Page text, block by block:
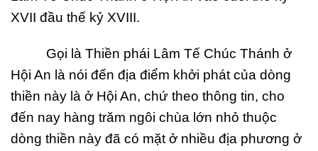
XVII đầu thế kỷ XVIII.
Gọi là Thiền phái Lâm Tế Chúc Thánh ở
Hội An là nói đến địa điểm khởi phát của dòng
thiền này là ở Hội An, chứ theo thông tin, cho
đến nay hàng trăm ngôi chùa lớn nhỏ thuộc
dòng thiền này đã có mặt ở nhiều địa phương ở